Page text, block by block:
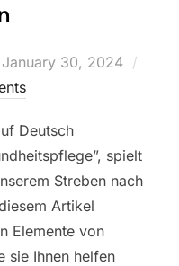
Posted
on
January 30, 2024
Deutsch
spielt
Streben nach
Artikel
Elemente von
sie Ihnen helfen